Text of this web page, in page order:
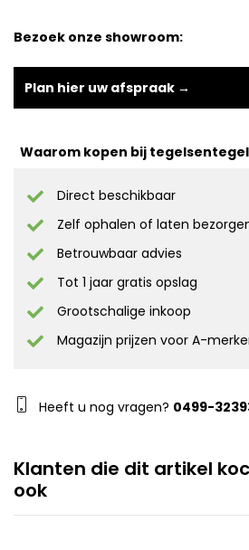
Bezoek onze showroom:
Plan hier uw afspraak →
Waarom kopen bij
Direct beschikbaar
Zelf ophalen of laten
Betrouwbaar advies
Tot 1 jaar gratis opslag
Grootschalige inkoop
Magazijn prijzen voor A-
Heeft u nog vragen? 0499-
Klanten die dit artikel
ook